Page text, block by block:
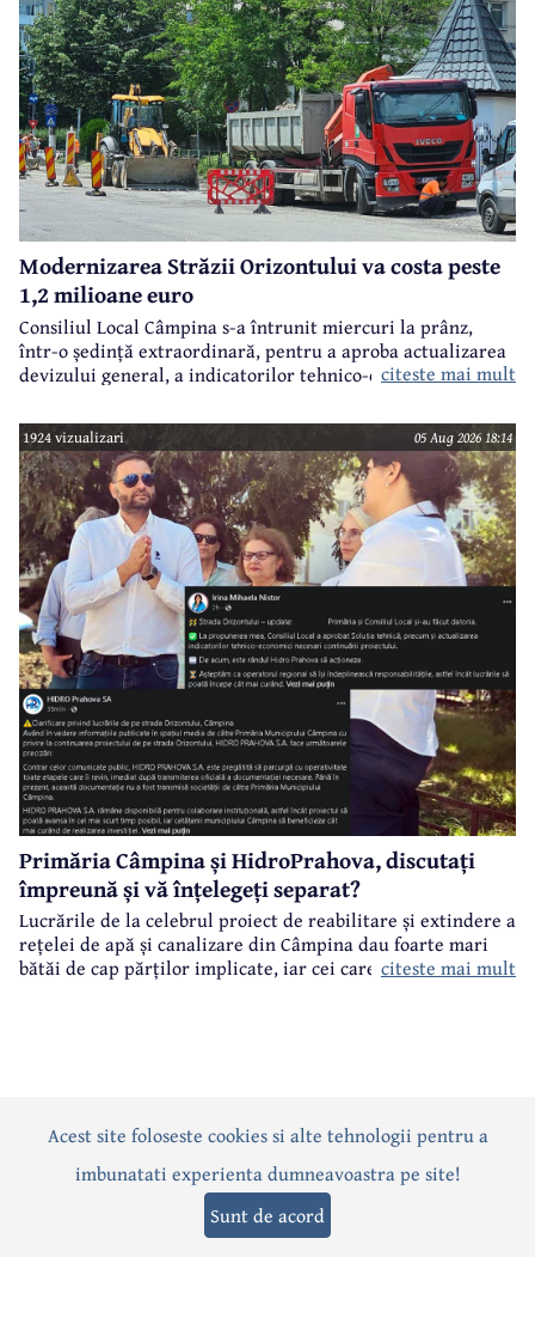
Modernizarea Străzii Orizontului va costa peste
1,2 milioane euro
Consiliul Local Câmpina s-a întrunit miercuri la prânz,
într-o ședință extraordinară, pentru a aproba actualizarea
devizului general, a indicatorilor tehnico-economici și a
realizarea modernizării Străzii Orizontului, obiectiv
finanțat prin Programul Național de Investiții ”Anghel
Saligny”.
citeste mai mult
1924 vizualizari 05 Aug 2026 18:14
Primăria Câmpina și HidroPrahova, discutați
împreună și vă înțelegeți separat?
Lucrările de la celebrul proiect de reabilitare și extindere a
rețelei de apă și canalizare din Câmpina dau foarte mari
bătăi de cap părților implicate, iar cei care suferă sunt
citeste mai mult
ActualitatePoliticăSocialEvenimentInterviuri
Editorial Sport Anunțuri
Acest site foloseste cookies si alte tehnologii pentru a
imbunatati experienta dumneavoastra pe site!
Sunt de acord